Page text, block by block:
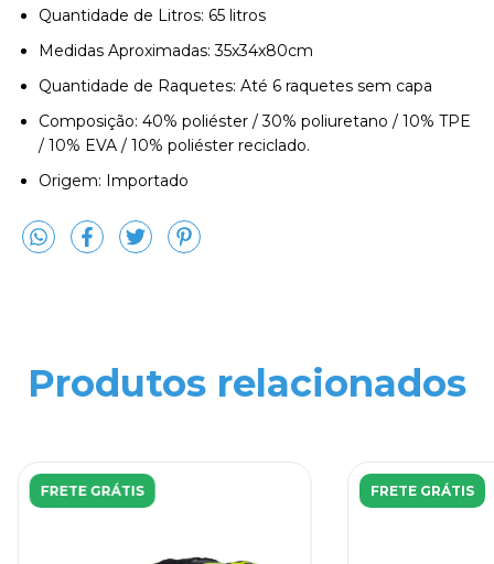
Quantidade de Litros: 65 litros
Medidas Aproximadas: 35x34x80cm
Quantidade de Raquetes: Até 6 raquetes sem capa
Composição: 40% poliéster / 30% poliuretano / 10% TPE
/ 10% EVA / 10% poliéster reciclado.
Origem: Importado
Produtos relacionados
FRETE GRÁTIS FRETE GRÁTIS